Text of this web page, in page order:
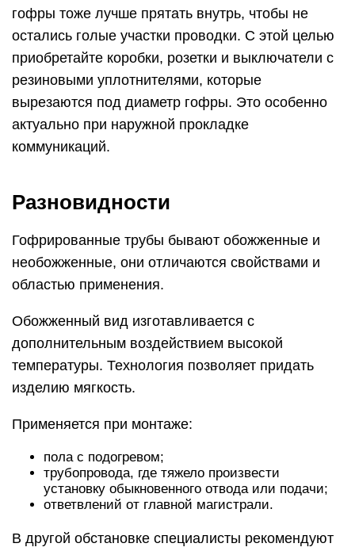
гофры тоже лучше прятать внутрь, чтобы не
остались голые участки проводки. С этой целью
приобретайте коробки, розетки и выключатели с
резиновыми уплотнителями, которые
вырезаются под диаметр гофры. Это особенно
актуально при наружной прокладке
коммуникаций.
Разновидности
Гофрированные трубы бывают обожженные и
необожженные, они отличаются свойствами и
областью применения.
Обожженный вид изготавливается с
дополнительным воздействием высокой
температуры. Технология позволяет придать
изделию мягкость.
Применяется при монтаже:
пола с подогревом;
трубопровода, где тяжело произвести
установку обыкновенного отвода или подачи;
ответвлений от главной магистрали.
В другой обстановке специалисты рекомендуют